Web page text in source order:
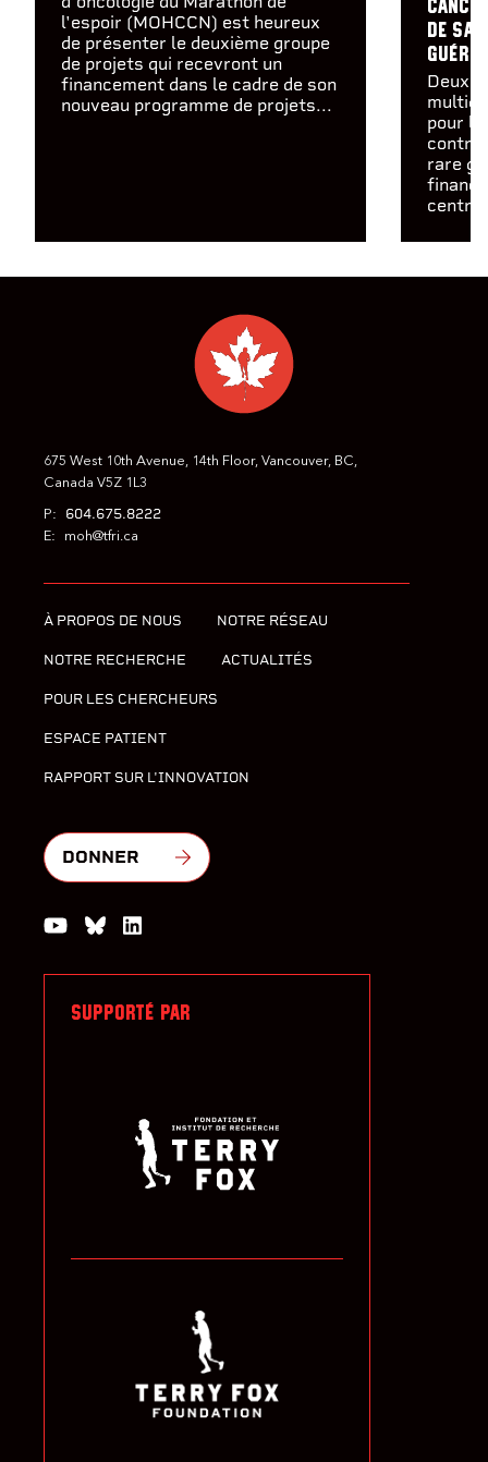
l'espoir (MOHCCN) est heureux
de présenter le deuxième groupe
de projets qui recevront un
financement dans le cadre de son
nouveau programme de projets...
de sa
Deux
pour
contre
rare
675 West 10th Avenue, 14th Floor, Vancouver, BC,
Canada V5Z 1L3
P: 604.675.8222
E: moh@tfri.ca
À PROPOS DE NOUS NOTRE RÉSEAU
NOTRE RECHERCHE ACTUALITÉS
POUR LES CHERCHEURS
ESPACE PATIENT
RAPPORT SUR L'INNOVATION
DONNER
Watch us on YouTube
Join the Conversation on Bluesky
SUPPORTÉ PAR